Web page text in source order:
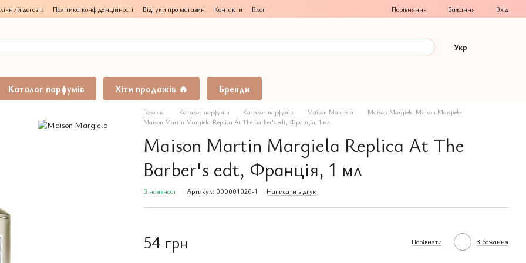
договір Політика конфіденційності Відгуки про магазин Контакти Блог Порівняння Бажання Вхід
Укр
Каталог парфумів Хіти продажів 🔥 Бренди
Головна Каталог парфумів Каталог парфумів Maison Margiela
Maison Margiela Maison Margiela
Maison Martin Margiela Replica At The Barber's edt, Франція, 1 мл
Maison Martin Margiela Replica At The
Barber's edt, Франція, 1 мл
В наявності Артикул: 000001026-1 Написати відгук
54 грн Порівняти В бажання